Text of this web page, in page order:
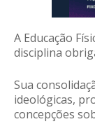
A Educação
disciplina
Sua
ideológicas,
concepções